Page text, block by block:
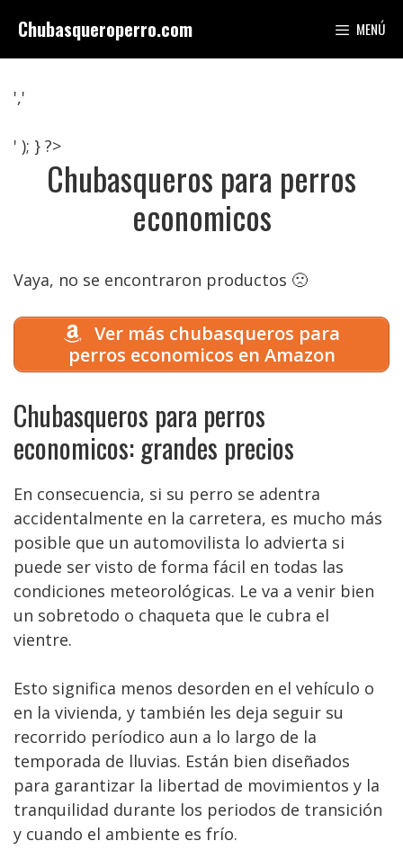
contenido
Chubasqueroperro.com MENÚ
','
' ); } ?>
Chubasqueros para perros
economicos
Vaya, no se encontraron productos 🙁
Ver más chubasqueros para
perros economicos en Amazon
Chubasqueros para perros
economicos: grandes precios
En consecuencia, si su perro se adentra
accidentalmente en la carretera, es mucho más
posible que un automovilista lo advierta si
puede ser visto de forma fácil en todas las
condiciones meteorológicas. Le va a venir bien
un sobretodo o chaqueta que le cubra el
vientre.
Esto significa menos desorden en el vehículo o
en la vivienda, y también les deja seguir su
recorrido períodico aun a lo largo de la
temporada de lluvias. Están bien diseñados
para garantizar la libertad de movimientos y la
tranquilidad durante los periodos de transición
y cuando el ambiente es frío.